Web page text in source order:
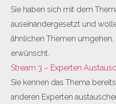
Sie haben sich mit dem
auseinandergesetzt und
ähnlichen Themen umgehen.
erwünscht.
Stream 3 – Experten
Sie kennen das Thema
anderen Experten